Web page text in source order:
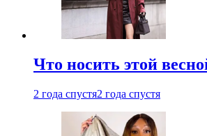
Что носить этой
2 года спустя2 года спустя